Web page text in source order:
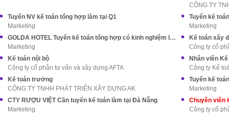
CÔNG TY
Tuyển NV kế toán tổng hợp làm tại Q1
Marketing
Tuyển kế
Marketing
GOLDA HOTEL Tuyển kế toán tổng hợp có kinh nghiệm làm ở Q5
Marketing
Kế toán xây
Công ty cổ
Kế toán nội bộ
Công ty cổ phần tư vấn và xây dựng AFTA
Nhân viên
Công ty Kế
Kế toán trưởng
CÔNG TY TNHH PHÁT TRIỂN XÂY DỰNG AK
Tuyển kế
Marketing
CTY RƯỢU VIỆT Cần tuyển kế toán làm tại Đà Nẵng
Marketing
Công ty cổ